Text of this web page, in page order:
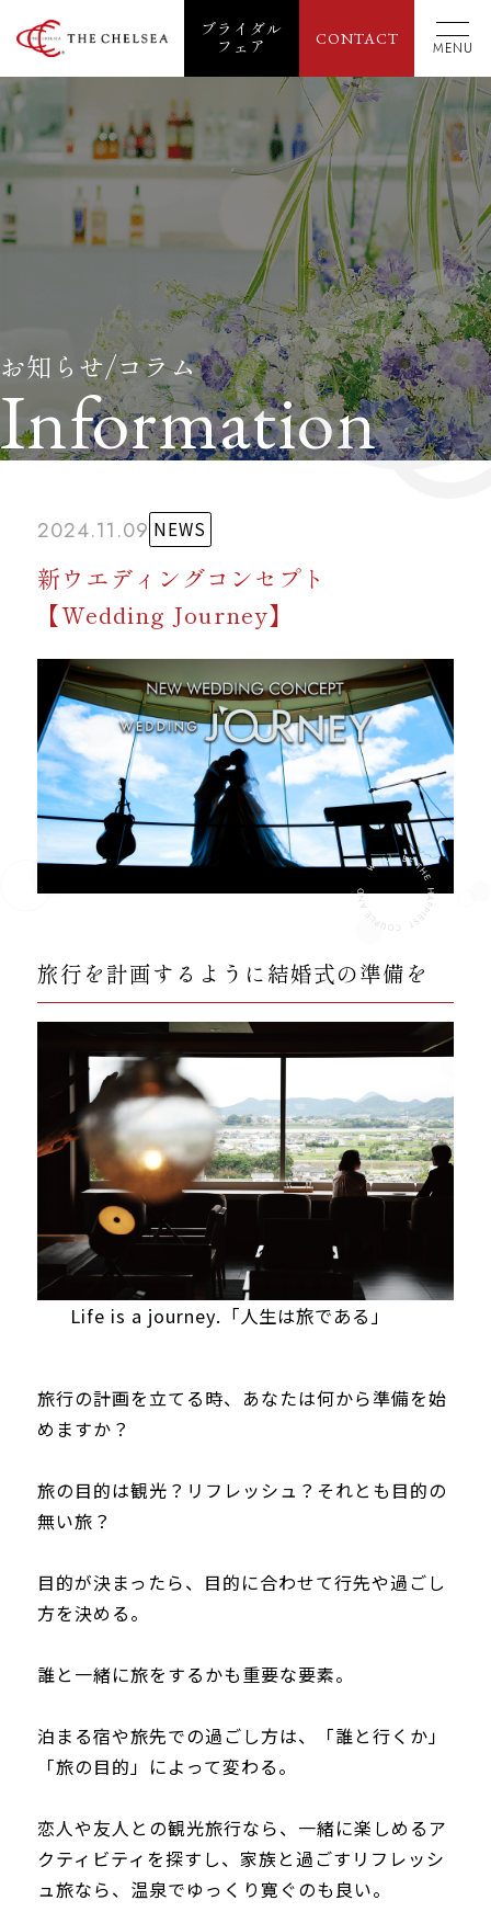
MENU
ブライダル
フェア
CONTACT
お知らせ/コラム
Information
2024.11.09 NEWS
新ウエディングコンセプト
【Wedding Journey】
旅行を計画するように結婚式の準備を
Life is a journey.「人生は旅である」
旅行の計画を立てる時、あなたは何から準備を始
めますか？
旅の目的は観光？リフレッシュ？それとも目的の
無い旅？
目的が決まったら、目的に合わせて行先や過ごし
方を決める。
誰と一緒に旅をするかも重要な要素。
泊まる宿や旅先での過ごし方は、「誰と行くか」
「旅の目的」によって変わる。
恋人や友人との観光旅行なら、一緒に楽しめるア
クティビティを探すし、家族と過ごすリフレッシ
ュ旅なら、温泉でゆっくり寛ぐのも良い。